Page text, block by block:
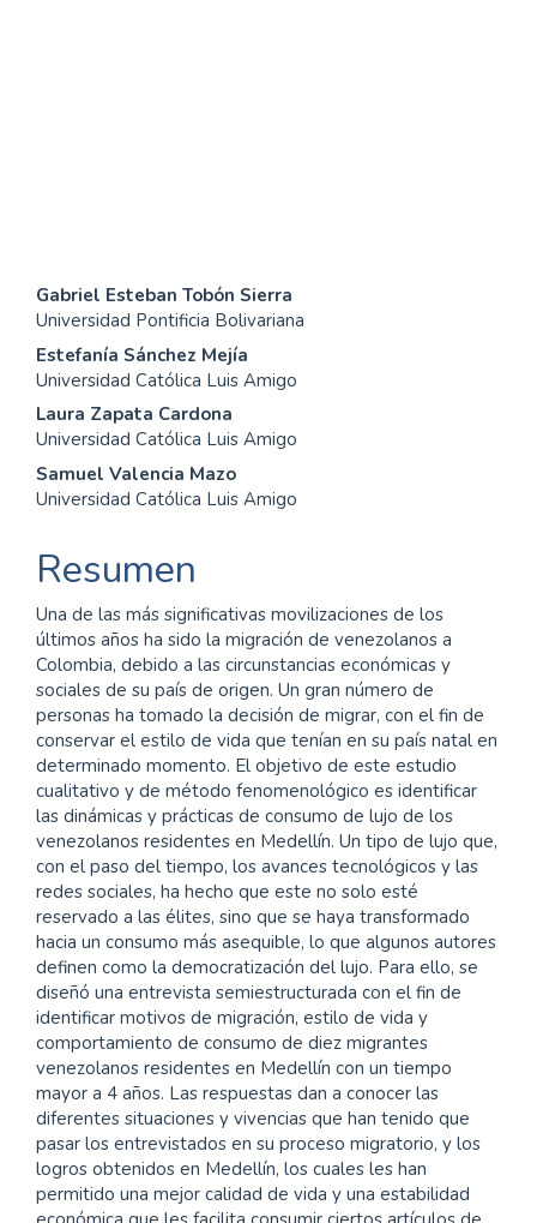
Contenido
principal
del
artículo
Gabriel Esteban Tobón Sierra
Universidad Pontificia Bolivariana
Estefanía Sánchez Mejía
Universidad Católica Luis Amigo
Laura Zapata Cardona
Universidad Católica Luis Amigo
Samuel Valencia Mazo
Universidad Católica Luis Amigo
Resumen
Una de las más significativas movilizaciones de los
últimos años ha sido la migración de venezolanos a
Colombia, debido a las circunstancias económicas y
sociales de su país de origen. Un gran número de
personas ha tomado la decisión de migrar, con el fin de
conservar el estilo de vida que tenían en su país natal en
determinado momento. El objetivo de este estudio
cualitativo y de método fenomenológico es identificar
las dinámicas y prácticas de consumo de lujo de los
venezolanos residentes en Medellín. Un tipo de lujo que,
con el paso del tiempo, los avances tecnológicos y las
redes sociales, ha hecho que este no solo esté
reservado a las élites, sino que se haya transformado
hacia un consumo más asequible, lo que algunos autores
definen como la democratización del lujo. Para ello, se
diseñó una entrevista semiestructurada con el fin de
identificar motivos de migración, estilo de vida y
comportamiento de consumo de diez migrantes
venezolanos residentes en Medellín con un tiempo
mayor a 4 años. Las respuestas dan a conocer las
diferentes situaciones y vivencias que han tenido que
pasar los entrevistados en su proceso migratorio, y los
logros obtenidos en Medellín, los cuales les han
permitido una mejor calidad de vida y una estabilidad